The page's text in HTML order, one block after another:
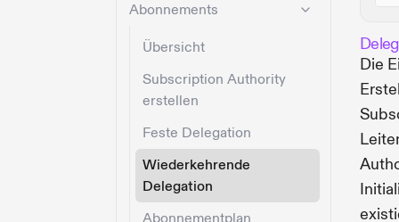
Abonnements
Übersicht
Subscription Authority
erstellen
Feste Delegation
Wiederkehrende
Delegation
Die